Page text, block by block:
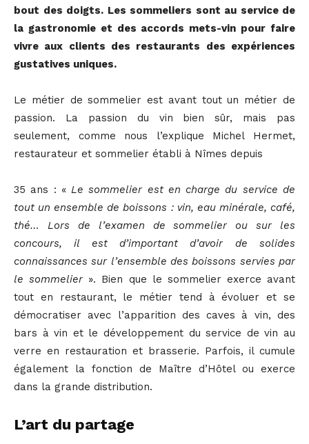
bout des doigts. Les sommeliers sont au service de
la gastronomie et des accords mets-vin pour faire
vivre aux clients des restaurants des expériences
gustatives uniques.
Le métier de sommelier est avant tout un métier de
passion. La passion du vin bien sûr, mais pas
seulement, comme nous l’explique Michel Hermet,
restaurateur et sommelier établi à Nîmes depuis
35 ans : «Le sommelier est en charge du service de
tout un ensemble de boissons : vin, eau minérale, café,
thé… Lors de l’examen de sommelier ou sur les
concours, il est d’important d’avoir de solides
connaissances sur l’ensemble des boissons servies par
le sommelier». Bien que le sommelier exerce avant
tout en restaurant, le métier tend à évoluer et se
démocratiser avec l’apparition des caves à vin, des
bars à vin et le développement du service de vin au
verre en restauration et brasserie. Parfois, il cumule
également la fonction de Maître d’Hôtel ou exerce
dans la grande distribution.
L’art du partage